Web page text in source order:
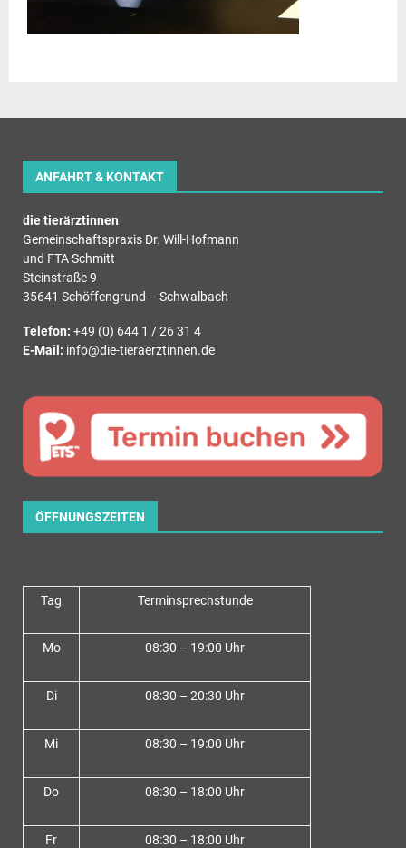
ANFAHRT & KONTAKT
die tierärztinnen
Gemeinschaftspraxis Dr. Will-Hofmann
und FTA Schmitt
Steinstraße 9
35641 Schöffengrund – Schwalbach
Telefon: +49 (0) 644 1 / 26 31 4
E-Mail: info@die-tieraerztinnen.de
ÖFFNUNGSZEITEN
Tag Terminsprechstunde
Mo 08:30 – 19:00 Uhr
Di 08:30 – 20:30 Uhr
Mi 08:30 – 19:00 Uhr
Do 08:30 – 18:00 Uhr
Fr 08:30 – 18:00 Uhr